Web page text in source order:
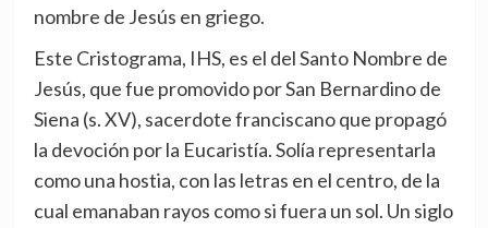
nombre de Jesús en griego.
Este Cristograma, IHS, es el del Santo Nombre de
Jesús, que fue promovido por San Bernardino de
Siena (s. XV), sacerdote franciscano que propagó
la devoción por la Eucaristía. Solía representarla
como una hostia, con las letras en el centro, de la
cual emanaban rayos como si fuera un sol. Un siglo